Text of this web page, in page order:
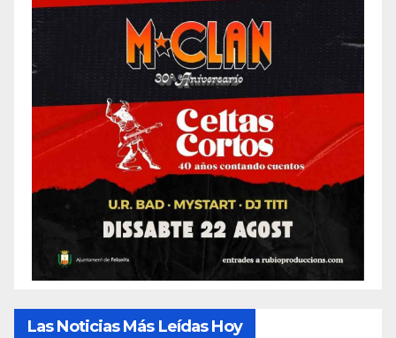
Las Noticias Más Leídas Hoy